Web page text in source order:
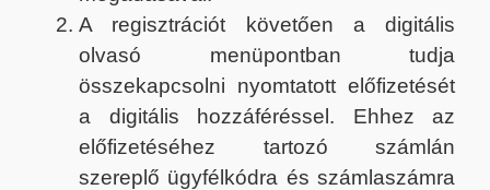
A regisztrációt követően a digitális
olvasó menüpontban tudja
összekapcsolni nyomtatott előfizetését
a digitális hozzáféréssel. Ehhez az
előfizetéséhez tartozó számlán
szereplő ügyfélkódra és számlaszámra